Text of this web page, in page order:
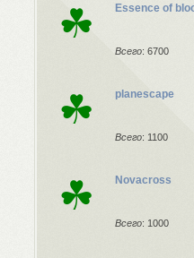
☘ Essence of
Всего: 6700
☘ planescape
Всего: 1100
☘ Novacross
Всего: 1000